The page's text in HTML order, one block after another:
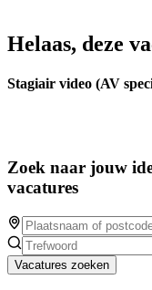
Helaas, deze
Stagiair video (AV
Zoek naar jouw
vacatures
Vacatures zoeken